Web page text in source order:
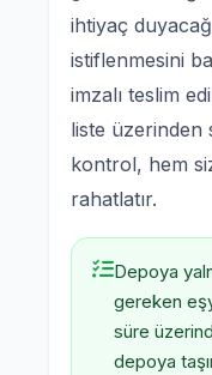
ihtiyaç
istiflenmesini
imzalı teslim
liste üzerinden
kontrol, hem
rahatlatır.
Depoya
gereken
süre
depoya